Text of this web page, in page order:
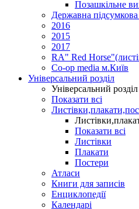
Позашкільне
Державна підсумкова
2016
2015
2017
RA" Red
Co-op media м.Київ
Універсальний розділ
Універсальний розділ
Показати всі
Показати всі
Листівки
Плакати
Постери
Атласи
Книги для записів
Енциклопедії
Календарі